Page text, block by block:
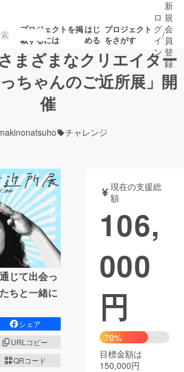
プロジェクトを掲
載するには
はじ
める
プロジェクト
をさがす
注目の新着プロ
ジー・ガジェット
画 書籍・雑誌
・起業 チャレンジ
り・地域活性化
Social Good CAMPFIRE Creation
るさと納税
コミュニティ
ロ
グ
イ
ン
/
新
規
会
員
登
録
まざまなクリエイター
ちゃんのご近所展」開
催
チャレンジ
じて出会っ
ちと一緒に
シェア
URLコピー
QRコード
現在の支援総
額
106,
000
円
70%
目標金額は
150,000円